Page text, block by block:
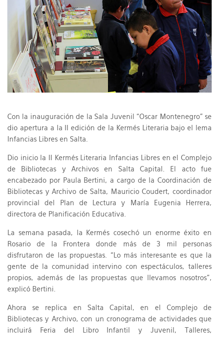
Con la inauguración de la Sala Juvenil “Oscar Montenegro” se
dio apertura a la II edición de la Kermés Literaria bajo el lema
Infancias Libres en Salta.
Dio inicio la II Kermés Literaria Infancias Libres en el Complejo
de Bibliotecas y Archivos en Salta Capital. El acto fue
encabezado por Paula Bertini, a cargo de la Coordinación de
Bibliotecas y Archivo de Salta, Mauricio Coudert, coordinador
provincial del Plan de Lectura y María Eugenia Herrera,
directora de Planificación Educativa.
La semana pasada, la Kermés cosechó un enorme éxito en
Rosario de la Frontera donde más de 3 mil personas
disfrutaron de las propuestas. “Lo más interesante es que la
gente de la comunidad intervino con espectáculos, talleres
propios, además de las propuestas que llevamos nosotros”,
explicó Bertini.
Ahora se replica en Salta Capital, en el Complejo de
Bibliotecas y Archivo, con un cronograma de actividades que
incluirá Feria del Libro Infantil y Juvenil, Talleres,